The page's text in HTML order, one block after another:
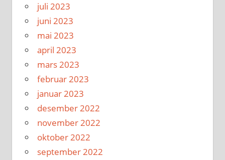
juli 2023
juni 2023
mai 2023
april 2023
mars 2023
februar 2023
januar 2023
desember 2022
november 2022
oktober 2022
september 2022